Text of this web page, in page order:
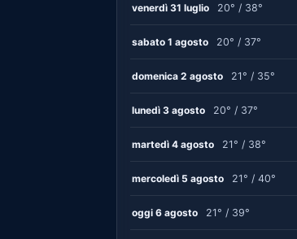
venerdì 31 luglio 20° / 38°
sabato 1 agosto 20° / 37°
domenica 2 agosto 21° / 35°
lunedì 3 agosto 20° / 37°
martedì 4 agosto 21° / 38°
mercoledì 5 agosto 21° / 40°
oggi 6 agosto 21° / 39°